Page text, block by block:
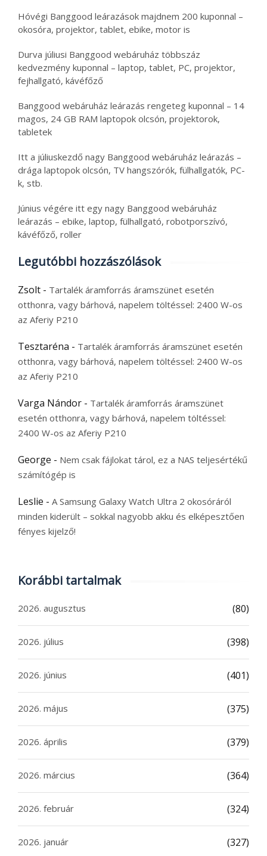
Hóvégi Banggood leárazások majdnem 200 kuponnal –
okosóra, projektor, tablet, ebike, motor is
Durva júliusi Banggood webáruház többszáz
kedvezmény kuponnal – laptop, tablet, PC, projektor,
fejhallgató, kávéfőző
Banggood webáruház leárazás rengeteg kuponnal – 14
magos, 24 GB RAM laptopok olcsón, projektorok,
tabletek
Itt a júliuskezdő nagy Banggood webáruház leárazás –
drága laptopok olcsón, TV hangszórók, fülhallgatók, PC-
k, stb.
Június végére itt egy nagy Banggood webáruház
leárazás – ebike, laptop, fülhallgató, robotporszívó,
kávéfőző, roller
Legutóbbi hozzászólások
Zsolt - Tartalék áramforrás áramszünet esetén
otthonra, vagy bárhová, napelem töltéssel: 2400 W-os
az Aferiy P210
Tesztaréna - Tartalék áramforrás áramszünet esetén
otthonra, vagy bárhová, napelem töltéssel: 2400 W-os
az Aferiy P210
Varga Nándor - Tartalék áramforrás áramszünet
esetén otthonra, vagy bárhová, napelem töltéssel:
2400 W-os az Aferiy P210
George - Nem csak fájlokat tárol, ez a NAS teljesértékű
számítógép is
Leslie - A Samsung Galaxy Watch Ultra 2 okosóráról
minden kiderült – sokkal nagyobb akku és elképesztően
fényes kijelző!
Korábbi tartalmak
2026. augusztus (80)
2026. július (398)
2026. június (401)
2026. május (375)
2026. április (379)
2026. március (364)
2026. február (324)
2026. január (327)